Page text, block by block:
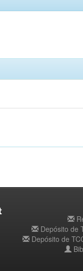
Depósito de
Depósito de